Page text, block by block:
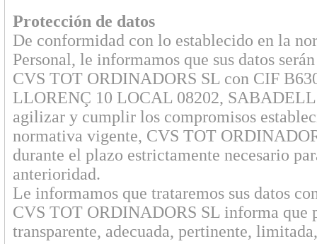
Protección de datos
De conformidad con lo establecido en la
Personal, le informamos que sus datos
CVS TOT ORDINADORS SL con CIF
LLORENÇ 10 LOCAL 08202,
agilizar y cumplir los compromisos
normativa vigente, CVS TOT
durante el plazo estrictamente necesario
anterioridad.
Le informamos que trataremos sus datos
CVS TOT ORDINADORS SL informa que
transparente, adecuada, pertinente,